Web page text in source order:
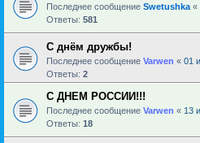
Последнее сообщение Swetushka «
Ответы: 581
С днём дружбы!
Последнее сообщение Varwen « 01
Ответы: 2
С ДНЕМ РОССИИ!!!
Последнее сообщение Varwen « 13
Ответы: 18